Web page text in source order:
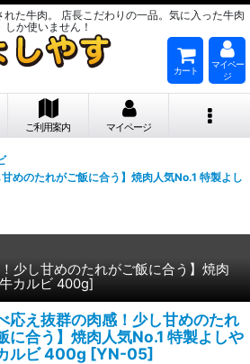
た牛肉。 店長こだわりの一品。気に入った牛肉
しか使いません！
カート
マイペー
ジ
ご利用案内 マイページ
甘めのたれがご飯に合う】焼肉人気No.1 特製よし
少し甘めのたれがご飯に合う】焼肉
カルビ 400g]
応え抜群の肉感！少し甘めのたれ
に合う】焼肉人気No.1 特製よしや
ルビ 400g [YN-05]